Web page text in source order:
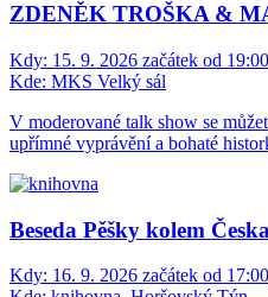
ZDENĚK TROŠKA &
Kdy: 15. 9. 2026 začátek od 19:00
Kde: MKS Velký sál
V moderované talk show se
upřímné vyprávění a bohaté
Beseda Pěšky kolem
Kdy: 16. 9. 2026 začátek od 17:00